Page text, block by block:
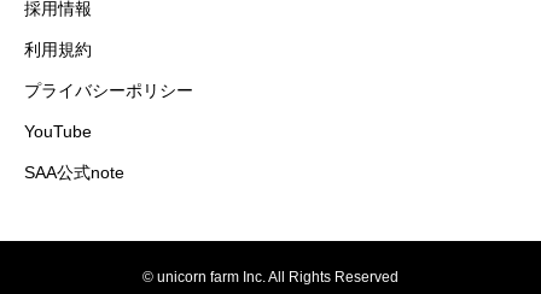
採用情報
利用規約
プライバシーポリシー
YouTube
SAA公式note
© unicorn farm Inc. All Rights Reserved